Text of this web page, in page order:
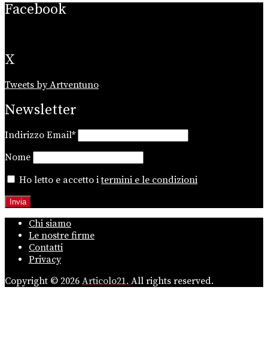
Facebook
X
Tweets by Artventuno
Newsletter
Indirizzo Email*
Nome
Ho letto e accetto itermini e le condizioni
Chi siamo
Le nostre firme
Contatti
Privacy
Copyright © 2026 Articolo21. All rights reserved.